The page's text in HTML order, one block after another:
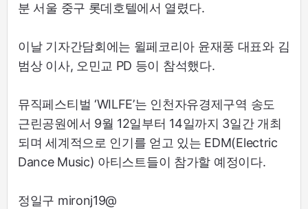
분 서울 중구 롯데호텔에서 열렸다.
이날 기자간담회에는 윌페코리아 윤재풍 대표와 김
범상 이사, 오민교 PD 등이 참석했다.
뮤직페스티벌 ‘WILFE’는 인천자유경제구역 송도
근린공원에서 9월 12일부터 14일까지 3일간 개최
되며 세계적으로 인기를 얻고 있는 EDM(Electric
Dance Music) 아티스트들이 참가할 예정이다.
정일구 mironj19@